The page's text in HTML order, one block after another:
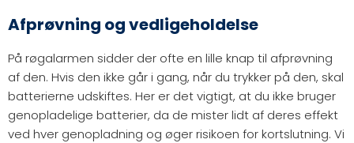
Afprøvning og vedligeholdelse
På røgalarmen sidder der ofte en lille knap til afprøvning
af den. Hvis den ikke går i gang, når du trykker på den, skal
batterierne udskiftes. Her er det vigtigt, at du ikke bruger
genopladelige batterier, da de mister lidt af deres effekt
ved hver genopladning og øger risikoen for kortslutning. Vi